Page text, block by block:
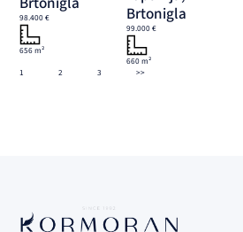
98.400 €
656 m²
Brtonigla
99.000 €
660 m²
1
2 3 >>